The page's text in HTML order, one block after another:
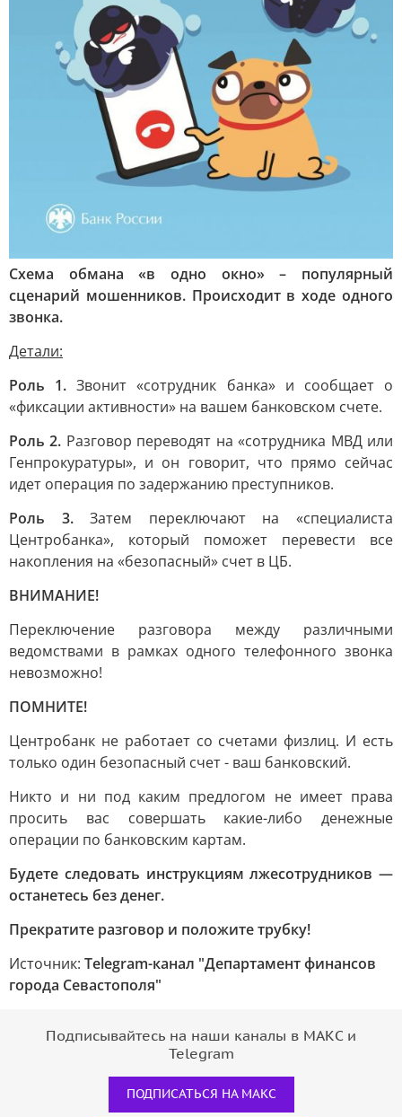
Схема обмана «в одно окно» – популярный
сценарий мошенников. Происходит в ходе одного
звонка.
Детали:
Роль 1. Звонит «сотрудник банка» и сообщает о
«фиксации активности» на вашем банковском счете.
Роль 2. Разговор переводят на «сотрудника МВД или
Генпрокуратуры», и он говорит, что прямо сейчас
идет операция по задержанию преступников.
Роль 3.Затем переключают на «специалиста
Центробанка», который поможет перевести все
накопления на «безопасный» счет в ЦБ.
ВНИМАНИЕ!
Переключение разговора между различными
ведомствами в рамках одного телефонного звонка
невозможно!
ПОМНИТЕ!
Центробанк не работает со счетами физлиц. И есть
только один безопасный счет - ваш банковский.
Никто и ни под каким предлогом не имеет права
просить вас совершать какие-либо денежные
операции по банковским картам.
Будете следовать инструкциям лжесотрудников —
останетесь без денег.
Прекратите разговор и положите трубку!
Источник: Telegram-канал "Департамент финансов
города Севастополя"
Подписывайтесь на наши каналы в МАКС и
Telegram
ПОДПИСАТЬСЯ НА МАКС